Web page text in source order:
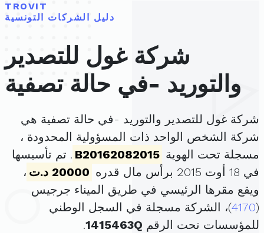
TROVIT
دليل الشركات التونسية
شركة غول للتصدير
والتوريد -في حالة تصفية
شركة غول للتصدير والتوريد -في حالة تصفية هي
شركة الشخص الواحد ذات المسؤولية المحدودة ،
مسجلة تحت الهوية B20162082015 . تم تأسيسها
في 18 أوت 2015 برأس مال قدره
20000 د.ت
،
ويقع مقرها الرئيسي في طريق الميناء جرجيس
(
4170)، الشركة مسجلة في السجل الوطني
للمؤسسات تحت الرقم 1415463Q
.